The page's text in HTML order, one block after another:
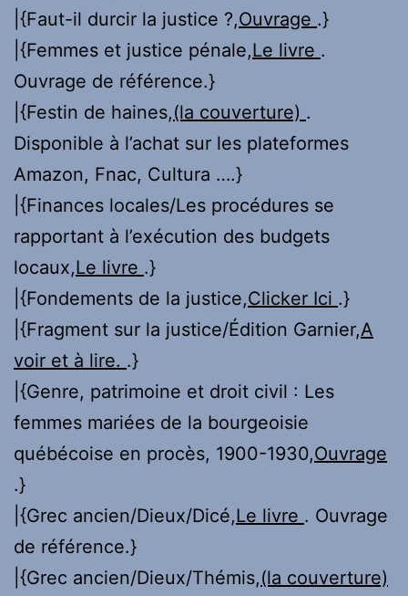
|{Faut-il durcir la justice ?,Ouvrage .}
|{Femmes et justice pénale,Le livre .
Ouvrage de référence.}
|{Festin de haines,(la couverture) .
Disponible à l’achat sur les plateformes
Amazon, Fnac, Cultura ….}
|{Finances locales/Les procédures se
rapportant à l’exécution des budgets
locaux,Le livre .}
|{Fondements de la justice,Clicker Ici .}
|{Fragment sur la justice/Édition Garnier,A
voir et à lire. .}
|{Genre, patrimoine et droit civil : Les
femmes mariées de la bourgeoisie
québécoise en procès, 1900-1930,Ouvrage
.}
|{Grec ancien/Dieux/Dicé,Le livre . Ouvrage
de référence.}
|{Grec ancien/Dieux/Thémis,(la couverture)